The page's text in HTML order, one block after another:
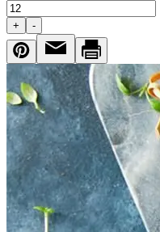
+ -